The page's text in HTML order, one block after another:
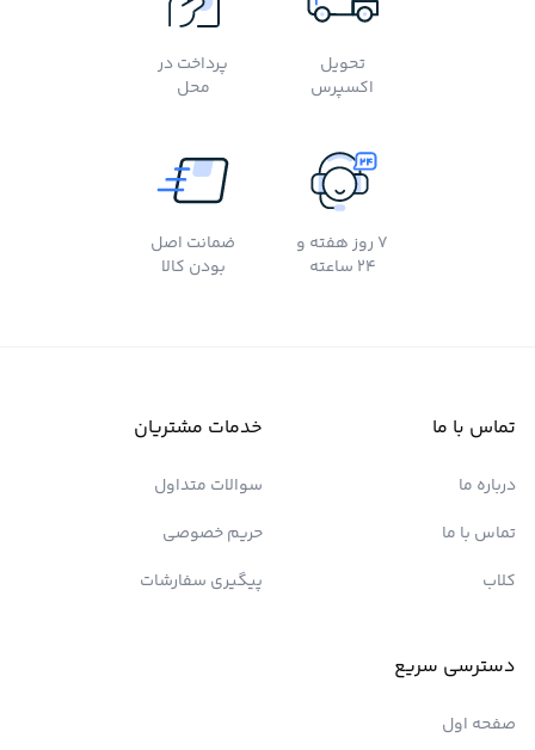
تحویل
اکسپرس
پرداخت در
محل
7 روز هفته و
24 ساعته
ضمانت اصل
بودن کالا
تماس با ما
درباره ما
تماس با ما
کلاب
خدمات مشتریان
سوالات متداول
حریم خصوصی
پیگیری سفارشات
دسترسی سریع
صفحه اول